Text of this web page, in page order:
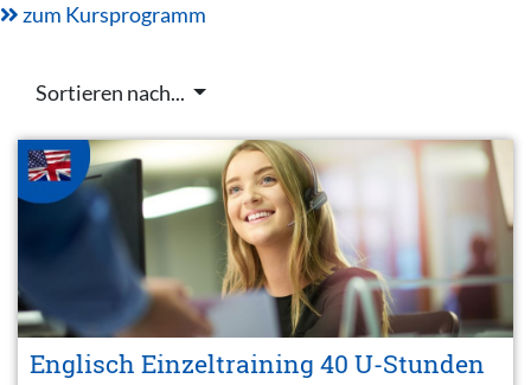
zum Kursprogramm
Sortieren nach...
Englisch Einzeltraining 40 U-Stunden